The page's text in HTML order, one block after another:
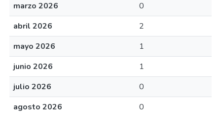
marzo 2026
0
abril 2026
2
mayo 2026
1
junio 2026
1
julio 2026
0
agosto 2026
0